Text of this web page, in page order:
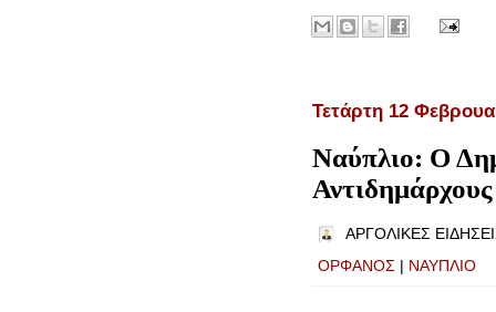
Τετάρτη 12
Ναύπλιο: Ο
ΑΡΓΟΛΙΚΕΣ
ΟΡΦΑΝΟΣ
ΝΑΥΠΛΙΟ